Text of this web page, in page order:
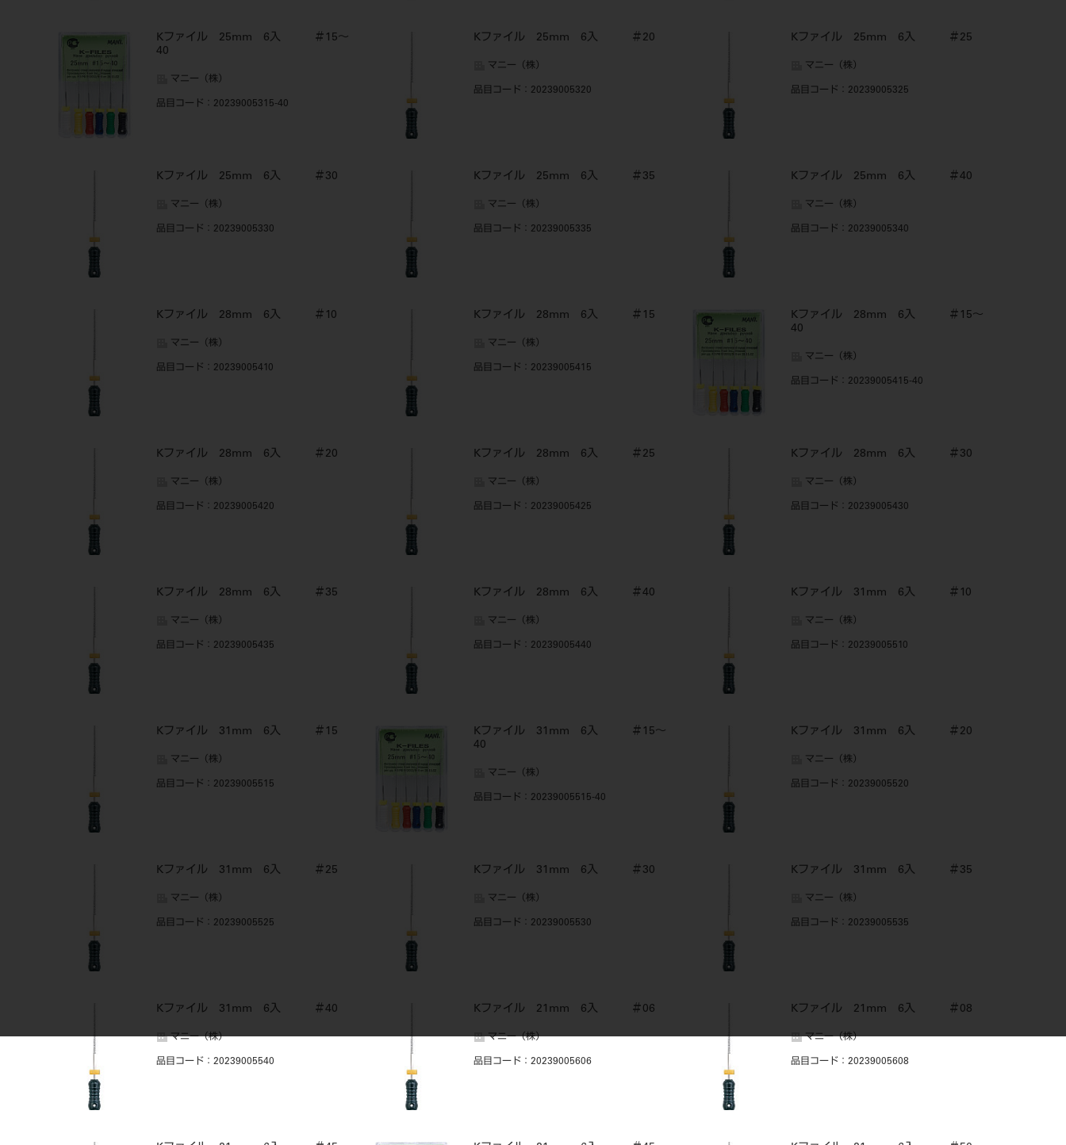
Kファイル 25mm 6入 ＃15～
40
マニー（株）
品目コード ：20239005315-40
Kファイル 25mm 6入 ＃20
マニー（株）
品目コード ：20239005320
Kファイル 25mm 6入 ＃25
マニー（株）
品目コード ：20239005325
Kファイル 25mm 6入 ＃30
マニー（株）
品目コード ：20239005330
Kファイル 25mm 6入 ＃35
マニー（株）
品目コード ：20239005335
Kファイル 25mm 6入 ＃40
マニー（株）
品目コード ：20239005340
Kファイル 28mm 6入 ＃10
マニー（株）
品目コード ：20239005410
Kファイル 28mm 6入 ＃15
マニー（株）
品目コード ：20239005415
Kファイル 28mm 6入 ＃15～
40
マニー（株）
品目コード ：20239005415-40
Kファイル 28mm 6入 ＃20
マニー（株）
品目コード ：20239005420
Kファイル 28mm 6入 ＃25
マニー（株）
品目コード ：20239005425
Kファイル 28mm 6入 ＃30
マニー（株）
品目コード ：20239005430
Kファイル 28mm 6入 ＃35
マニー（株）
品目コード ：20239005435
Kファイル 28mm 6入 ＃40
マニー（株）
品目コード ：20239005440
Kファイル 31mm 6入 ＃10
マニー（株）
品目コード ：20239005510
Kファイル 31mm 6入 ＃15
マニー（株）
品目コード ：20239005515
Kファイル 31mm 6入 ＃15～
40
マニー（株）
品目コード ：20239005515-40
Kファイル 31mm 6入 ＃20
マニー（株）
品目コード ：20239005520
Kファイル 31mm 6入 ＃25
マニー（株）
品目コード ：20239005525
Kファイル 31mm 6入 ＃30
マニー（株）
品目コード ：20239005530
Kファイル 31mm 6入 ＃35
マニー（株）
品目コード ：20239005535
Kファイル 31mm 6入 ＃40
マニー（株）
品目コード ：20239005540
Kファイル 21mm 6入 ＃06
マニー（株）
品目コード ：20239005606
Kファイル 21mm 6入 ＃08
マニー（株）
品目コード ：20239005608